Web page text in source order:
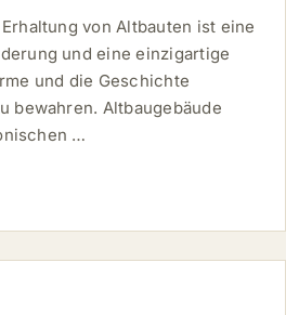
von Altbauten ist eine
und eine einzigartige
und die Geschichte
bewahren. Altbaugebäude
…